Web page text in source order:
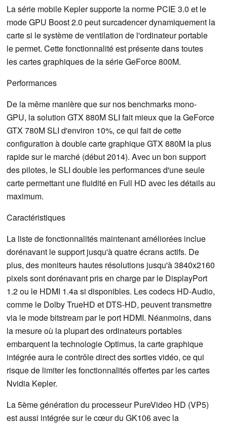
La série mobile Kepler supporte la norme PCIE 3.0 et le
mode GPU Boost 2.0 peut surcadencer dynamiquement la
carte si le système de ventilation de l'ordinateur portable
le permet. Cette fonctionnalité est présente dans toutes
les cartes graphiques de la série GeForce 800M.
Performances
De la même manière que sur nos benchmarks mono-
GPU, la solution GTX 880M SLI fait mieux que la GeForce
GTX 780M SLI d'environ 10%, ce qui fait de cette
configuration à double carte graphique GTX 880M la plus
rapide sur le marché (début 2014). Avec un bon support
des pilotes, le SLI double les performances d'une seule
carte permettant une fluidité en Full HD avec les détails au
maximum.
Caractéristiques
La liste de fonctionnalités maintenant améliorées inclue
dorénavant le support jusqu'à quatre écrans actifs. De
plus, des moniteurs hautes résolutions jusqu'à 3840x2160
pixels sont dorénavant pris en charge par le DisplayPort
1.2 ou le HDMI 1.4a si disponibles. Les codecs HD-Audio,
comme le Dolby TrueHD et DTS-HD, peuvent transmettre
via le mode bitstream par le port HDMI. Néanmoins, dans
la mesure où la plupart des ordinateurs portables
embarquent la technologie Optimus, la carte graphique
intégrée aura le contrôle direct des sorties vidéo, ce qui
risque de limiter les fonctionnalités offertes par les cartes
Nvidia Kepler.
La 5ème génération du processeur PureVideo HD (VP5)
est aussi intégrée sur le cœur du GK106 avec la